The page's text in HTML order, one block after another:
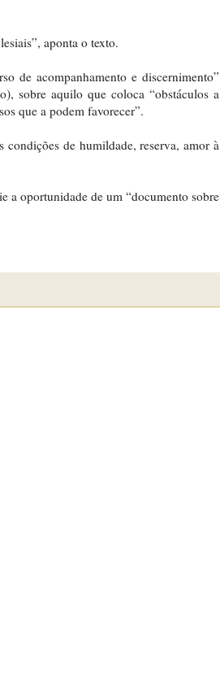
aponta o texto.
de acompanhamento e discernimento”
sobre aquilo que coloca “obstáculos a
que a podem favorecer”.
condições de humildade, reserva, amor à
a oportunidade de um “documento sobre